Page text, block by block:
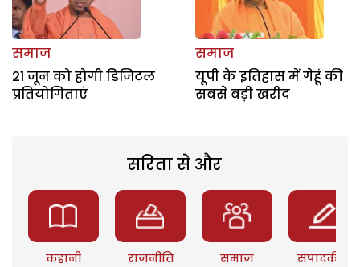
समाज
21 जून को होगी डिजिटल
प्रतियोगिताएं
समाज
यूपी के इतिहास में गेहूं की
सबसे बड़ी खरीद
सरिता से और
कहानी राजनीति समाज संपादकीय